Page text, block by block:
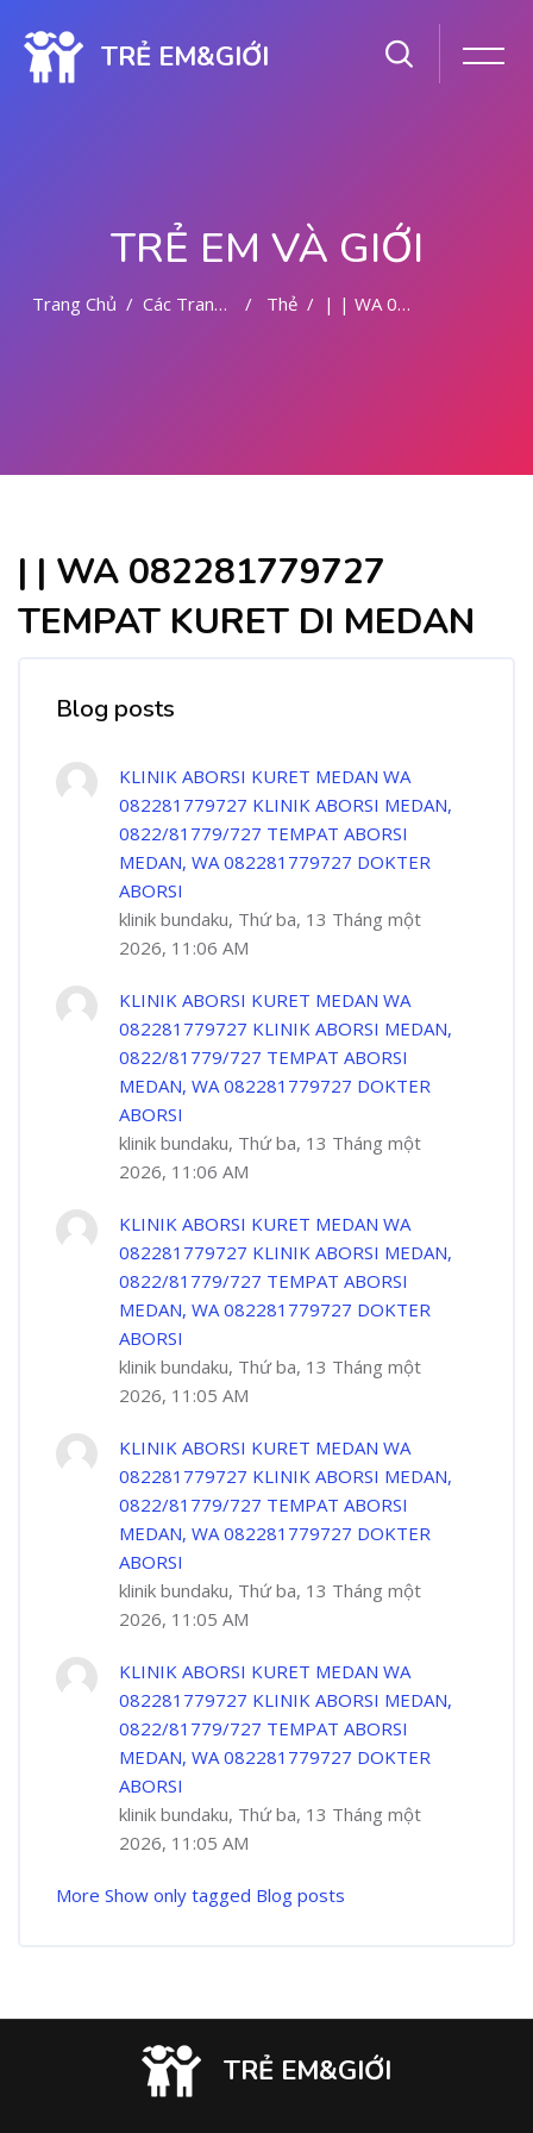
TRẺ EM&GIỚI
TRẺ EM VÀ GIỚI
Trang Chủ Các Trang Của Hệ Thống Thẻ | | WA 082281779727 TEMPAT KURET DI MEDAN
| | WA 082281779727
TEMPAT KURET DI MEDAN
Blog posts
KLINIK ABORSI KURET MEDAN WA
082281779727 KLINIK ABORSI MEDAN,
0822/81779/727 TEMPAT ABORSI
MEDAN, WA 082281779727 DOKTER
ABORSI
klinik bundaku, Thứ ba, 13 Tháng một
2026, 11:06 AM
KLINIK ABORSI KURET MEDAN WA
082281779727 KLINIK ABORSI MEDAN,
0822/81779/727 TEMPAT ABORSI
MEDAN, WA 082281779727 DOKTER
ABORSI
klinik bundaku, Thứ ba, 13 Tháng một
2026, 11:06 AM
KLINIK ABORSI KURET MEDAN WA
082281779727 KLINIK ABORSI MEDAN,
0822/81779/727 TEMPAT ABORSI
MEDAN, WA 082281779727 DOKTER
ABORSI
klinik bundaku, Thứ ba, 13 Tháng một
2026, 11:05 AM
KLINIK ABORSI KURET MEDAN WA
082281779727 KLINIK ABORSI MEDAN,
0822/81779/727 TEMPAT ABORSI
MEDAN, WA 082281779727 DOKTER
ABORSI
klinik bundaku, Thứ ba, 13 Tháng một
2026, 11:05 AM
KLINIK ABORSI KURET MEDAN WA
082281779727 KLINIK ABORSI MEDAN,
0822/81779/727 TEMPAT ABORSI
MEDAN, WA 082281779727 DOKTER
ABORSI
klinik bundaku, Thứ ba, 13 Tháng một
2026, 11:05 AM
More Show only tagged Blog posts
TRẺ EM&GIỚI